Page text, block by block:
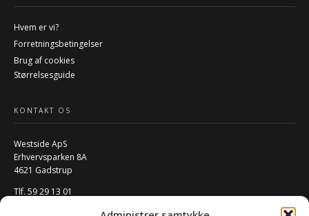
Hvem er vi?
Forretningsbetingelser
Brug af cookies
Størrelsesguide
KONTAKT OS
Westside ApS
Erhvervsparken 8A
4621 Gadstrup
Tlf. 59 29 13 01